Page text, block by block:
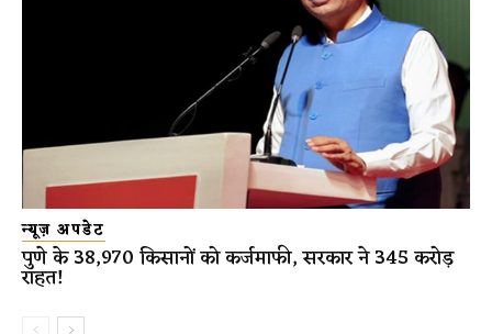
न्यूज़ अपडेट
पुणे के 38,970 किसानों को कर्जमाफी, सरकार ने 345 करोड़
राहत!